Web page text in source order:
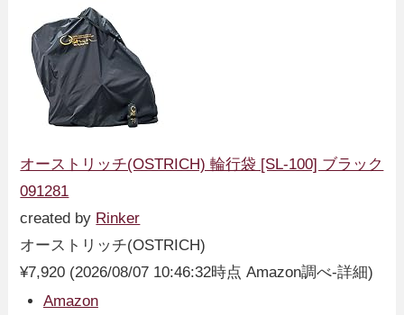
オーストリッチ(OSTRICH) 輪行袋 [SL-100] ブラック
091281
created by Rinker
オーストリッチ(OSTRICH)
¥7,920 (2026/08/07 10:46:32時点 Amazon調べ-詳細)
Amazon